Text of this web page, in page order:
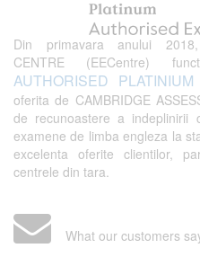
Din primavara anului 2018,
CENTRE (EECentre)
AUTHORISED
oferita de CAMBRIDGE
de recunoastere a indeplinirii
examene de limba engleza la
excelenta oferite clientilor,
centrele din tara.
What our customers